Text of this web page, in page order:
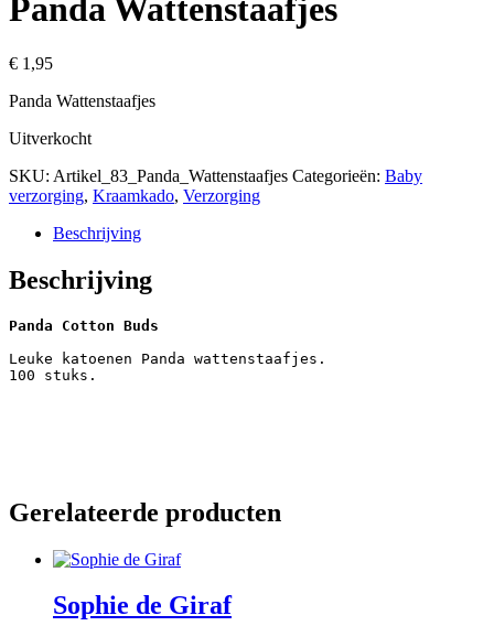
Panda Wattenstaafjes
€ 1,95
Panda Wattenstaafjes
Uitverkocht
SKU: Artikel_83_Panda_Wattenstaafjes Categorieën: Baby
verzorging, Kraamkado, Verzorging
Beschrijving
Beschrijving
Panda Cotton Buds
Leuke katoenen Panda wattenstaafjes.
100 stuks.
Gerelateerde producten
Sophie de Giraf